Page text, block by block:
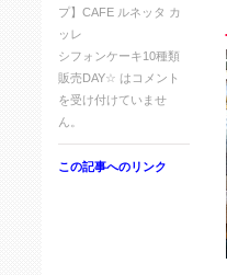
プ】CAFE ルネッタ カ
ッレ
シフォンケーキ10種類
販売DAY☆ は コメント
を受け付けていませ
ん。
この記事へのリンク